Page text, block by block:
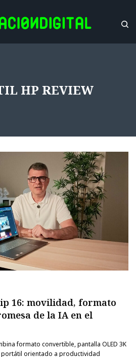
HP REVIEW
16: movilidad, formato
de la IA en el
formato convertible, pantalla OLED 3K
portátil orientado a productividad